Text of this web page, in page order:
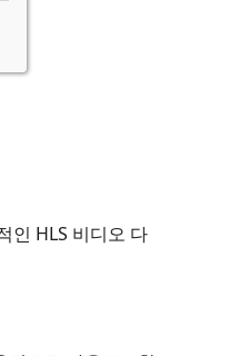
인 HLS 비디오 다